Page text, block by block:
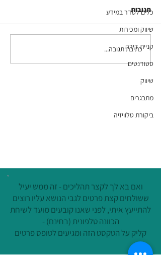
כלים לסדר במידע
שיווק ומכירות
קניית דירה
סטודנטים
שיווק
מתבגרים
ביקורת טלוויזיה
המתקצבת: לא מתפנקים אך
תגובות
כתיבת תגובה...
ואם בא לך לקצר תהליכים - זה ממש יעיל
ששולחים קצת פרטים לגבי הנושא עליו רוצים
להתייעץ איתי, לפני שאנו קובעים מועד לשיחת
הכוונה טלפונית (בחינם) -
קליק על הטקסט הזה ומגיעים לטופס פרטים